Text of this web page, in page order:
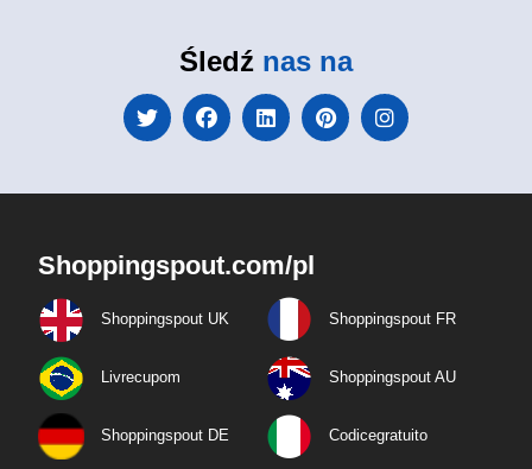
Śledź nas na
Shoppingspout.com/pl
Shoppingspout UK Shoppingspout FR
Livrecupom Shoppingspout AU
Shoppingspout DE Codicegratuito